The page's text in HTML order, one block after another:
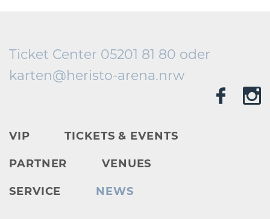
Ticket Center 05201 81 80 oder
karten@heristo-arena.nrw
VIP TICKETS & EVENTS
PARTNER VENUES
SERVICE NEWS